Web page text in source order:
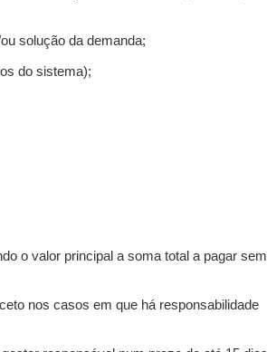
solução da demanda;
do sistema);
o valor principal a soma total a pagar sem
nos casos em que há responsabilidade